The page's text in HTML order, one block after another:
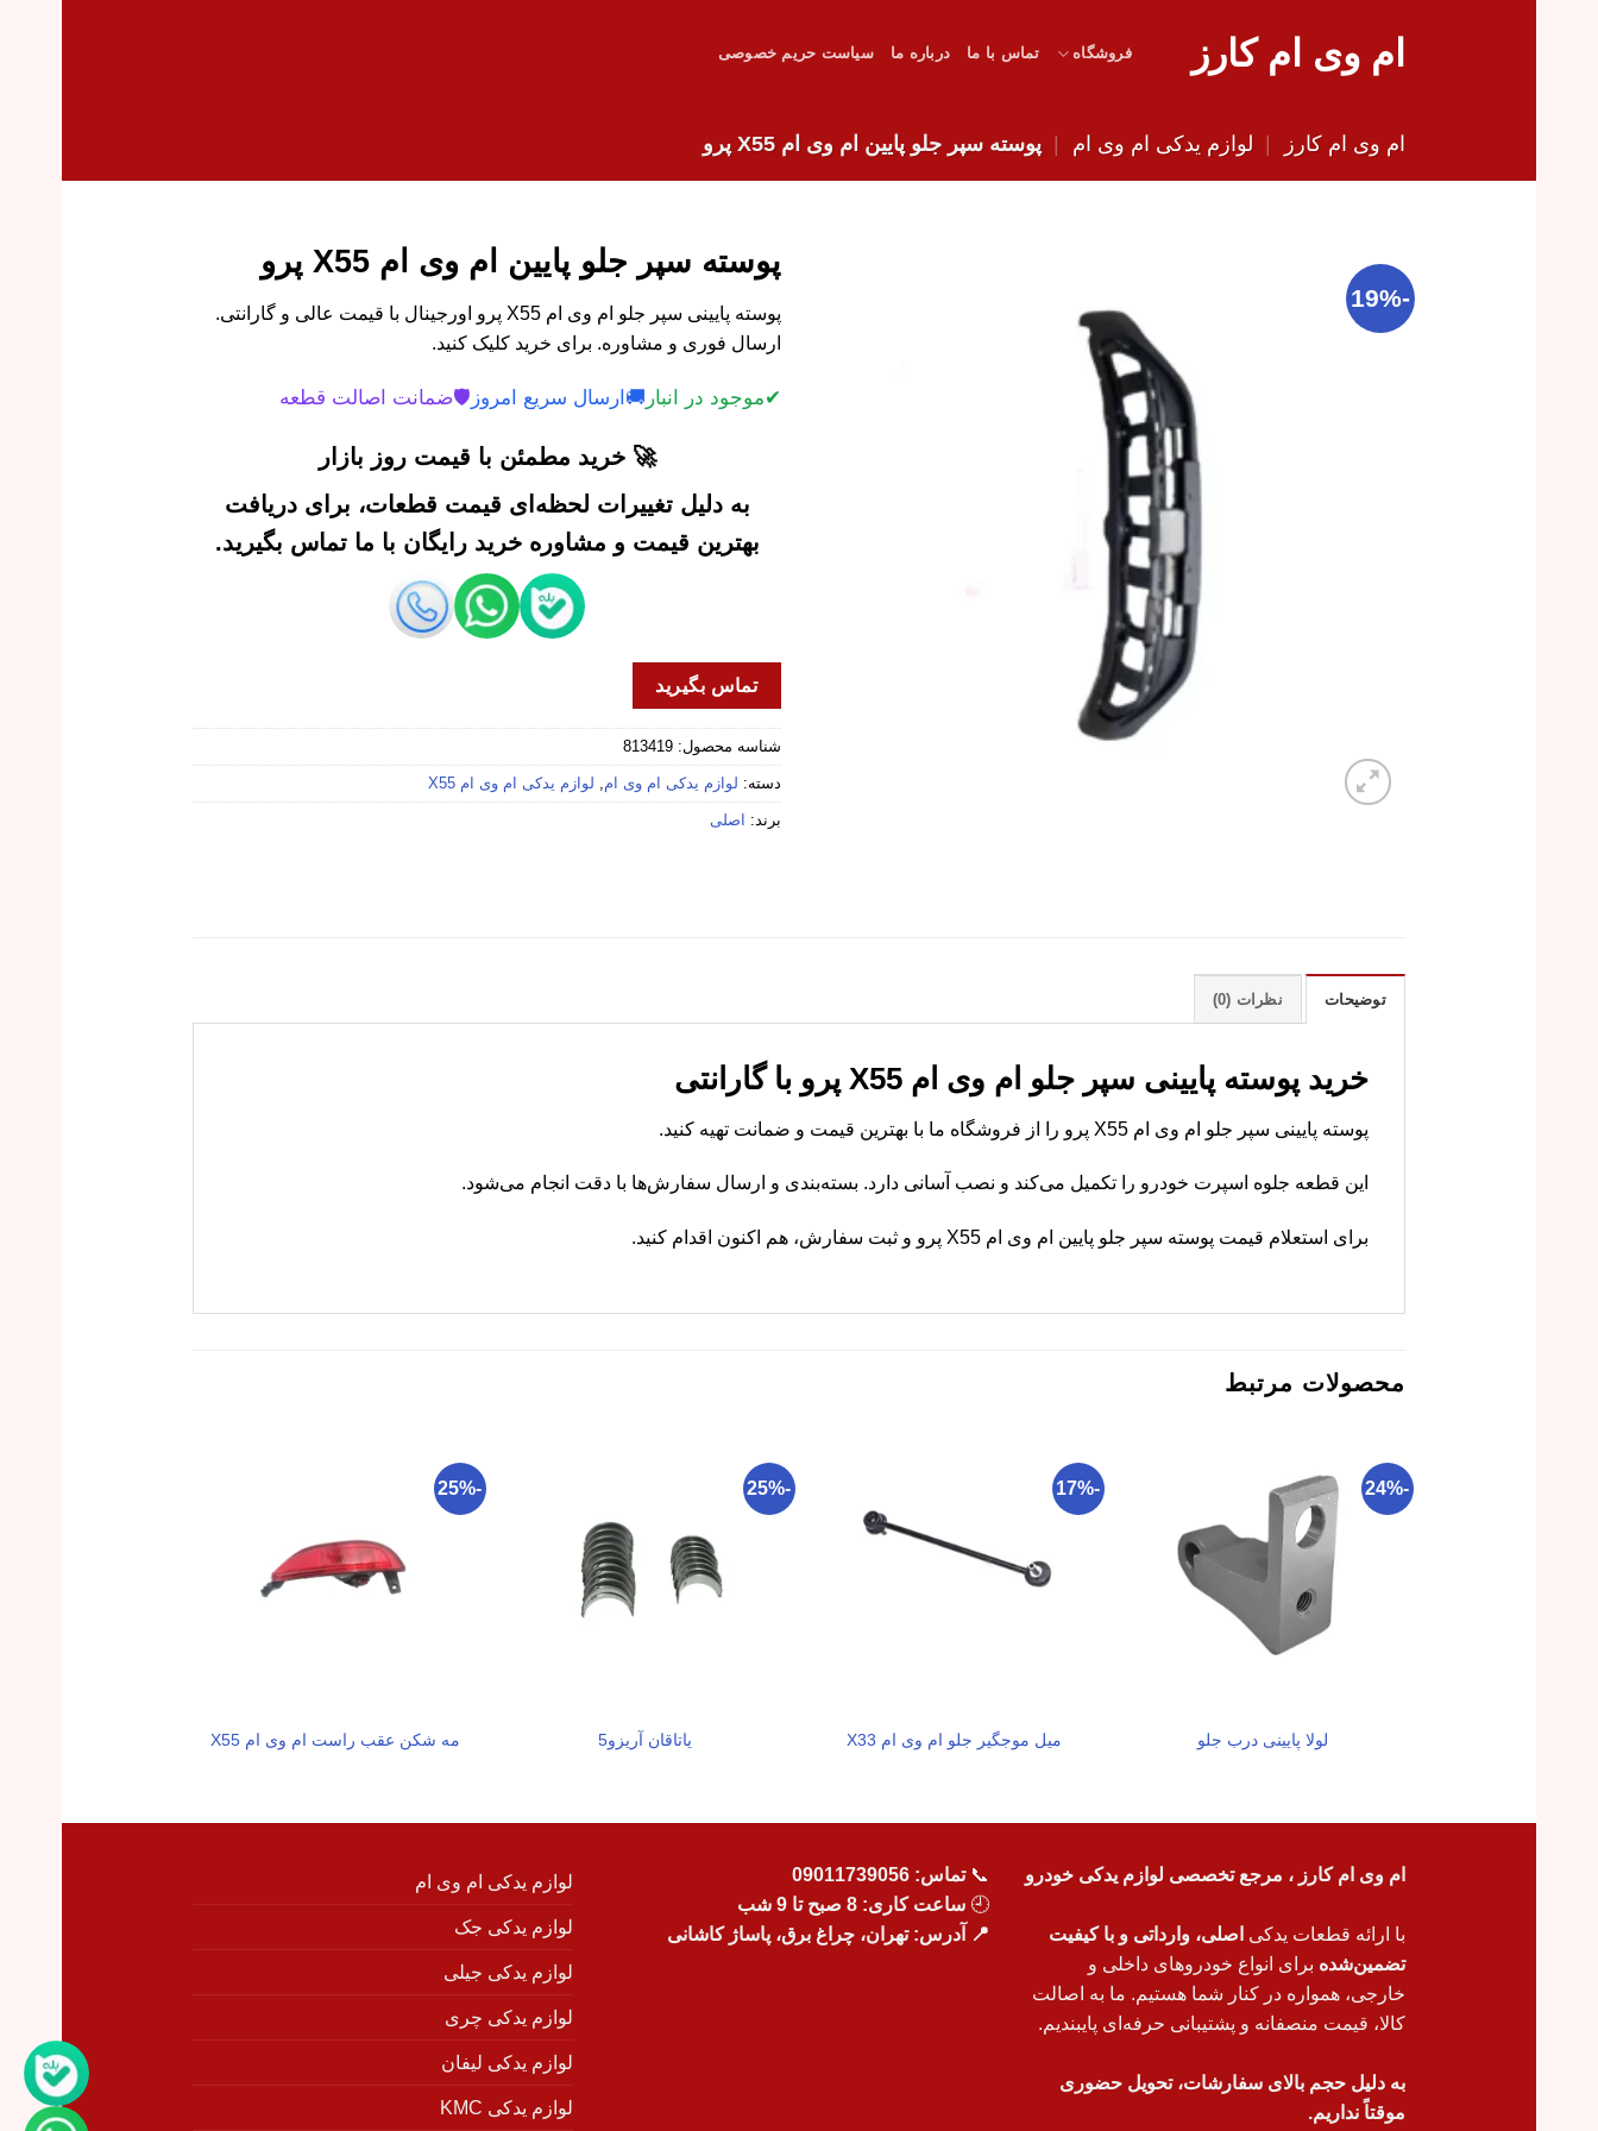
ام وی ام کارز فروشگاه تماس با ما درباره ما سیاست حریم خصوصی
ام وی ام کارز | لوازم یدکی ام وی ام | پوسته سپر جلو پایین ام وی ام X55 پرو
-19%
پوسته سپر جلو پایین ام وی ام X55 پرو
پوسته پایینی سپر جلو ام وی ام X55 پرو اورجینال با قیمت عالی و گارانتی.
ارسال فوری و مشاوره. برای خرید کلیک کنید.
✔موجود در انبار 🚚 ارسال سریع امروز 🛡️ضمانت اصالت قطعه
🚀 خرید مطمئن با قیمت روز بازار
به دلیل تغییرات لحظه‌ای قیمت قطعات، برای دریافت
بهترین قیمت و مشاوره خرید رایگان با ما تماس بگیرید.
تماس بگیرید
شناسه محصول: 813419
دسته: لوازم یدکی ام وی ام لوازم یدکی ام وی ام X55
برند: اصلی
توضیحات نظرات (0)
خرید پوسته پایینی سپر جلو ام وی ام X55 پرو با گارانتی
پوسته پایینی سپر جلو ام وی ام X55 پرو را از فروشگاه ما با بهترین قیمت و ضمانت تهیه کنید.
این قطعه جلوه اسپرت خودرو را تکمیل می‌کند و نصب آسانی دارد. بسته‌بندی و ارسال سفارش‌ها با دقت انجام می‌شود.
برای استعلام قیمت پوسته سپر جلو پایین ام وی ام X55 پرو و ثبت سفارش، هم اکنون اقدام کنید.
محصولات مرتبط
-24%
لولا پایینی درب جلو
-17%
میل موجگیر جلو ام وی ام X33
-25%
یاتاقان آریزو5
-25%
مه شکن عقب راست ام وی ام X55
ام وی ام کارز ، مرجع تخصصی لوازم یدکی خودرو
با ارائه قطعات یدکی اصلی، وارداتی و با کیفیت
تضمین‌شده برای انواع خودروهای داخلی و
خارجی، همواره در کنار شما هستیم. ما به اصالت
کالا، قیمت منصفانه و پشتیبانی حرفه‌ای پایبندیم.
به دلیل حجم بالای سفارشات، تحویل حضوری
موقتاً نداریم.
📞تماس: 09011739056
🕘 ساعت کاری: 8 صبح تا 9 شب
📍 آدرس: تهران، چراغ برق، پاساژ کاشانی
لوازم یدکی ام وی ام
لوازم یدکی جک
لوازم یدکی جیلی
لوازم یدکی چری
لوازم یدکی لیفان
لوازم یدکی KMC